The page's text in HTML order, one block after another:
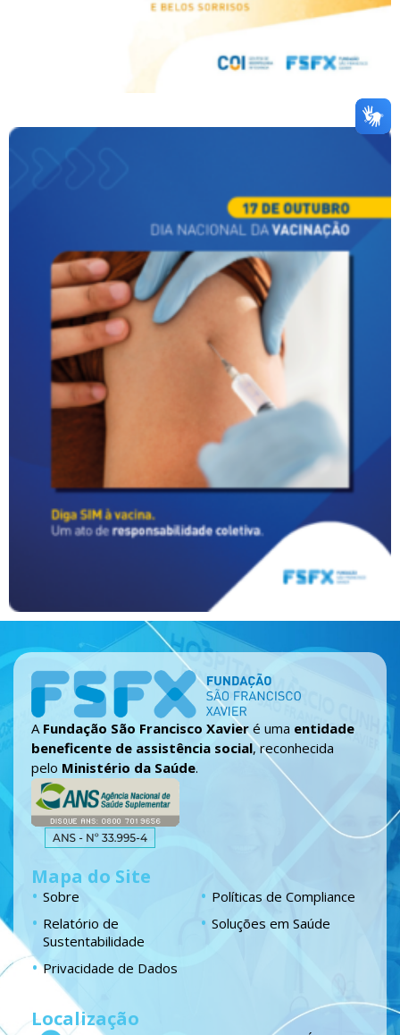
A Fundação São Francisco Xavier é uma entidade
beneficente de assistência social, reconhecida
pelo Ministério da Saúde.
Mapa do Site
Sobre
Políticas de Compliance
Relatório de
Sustentabilidade
Soluções em Saúde
Privacidade de Dados
Localização